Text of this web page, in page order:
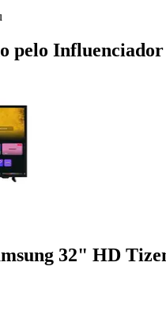
pelo Influenciador
32" HD